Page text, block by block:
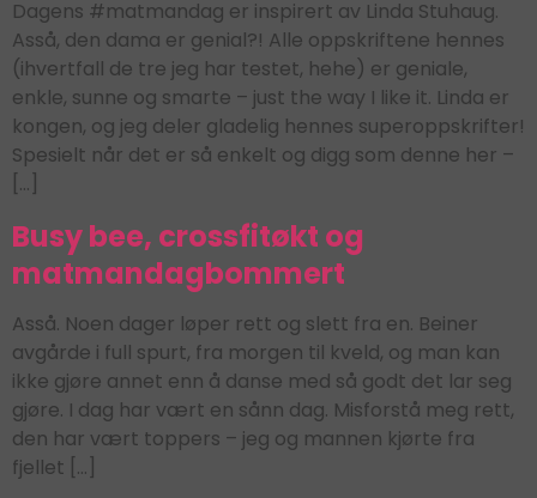
Dagens #matmandag er inspirert av Linda Stuhaug.
Asså, den dama er genial?! Alle oppskriftene hennes
(ihvertfall de tre jeg har testet, hehe) er geniale,
enkle, sunne og smarte – just the way I like it. Linda er
kongen, og jeg deler gladelig hennes superoppskrifter!
Spesielt når det er så enkelt og digg som denne her –
[…]
Busy bee, crossfitøkt og
matmandagbommert
Asså. Noen dager løper rett og slett fra en. Beiner
avgårde i full spurt, fra morgen til kveld, og man kan
ikke gjøre annet enn å danse med så godt det lar seg
gjøre. I dag har vært en sånn dag. Misforstå meg rett,
den har vært toppers – jeg og mannen kjørte fra
fjellet […]